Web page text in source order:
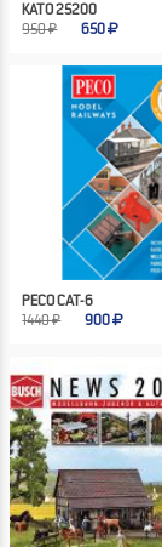
KATO 25200
950 ₽
650
PECO CAT-6
1440 ₽
900